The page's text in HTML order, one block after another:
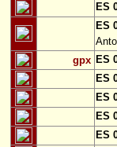
ES
ES
gpx ES
ES
ES
ES
ES